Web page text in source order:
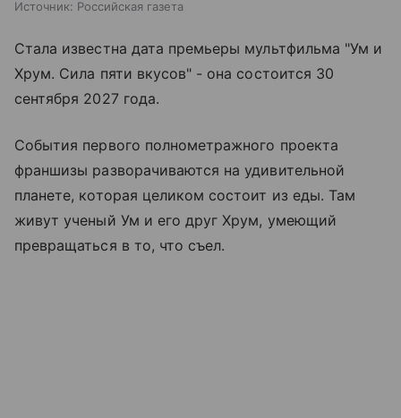
Источник: Российская газета
Стала известна дата премьеры мультфильма "Ум и
Хрум. Сила пяти вкусов" - она состоится 30
сентября 2027 года.
События первого полнометражного проекта
франшизы разворачиваются на удивительной
планете, которая целиком состоит из еды. Там
живут ученый Ум и его друг Хрум, умеющий
превращаться в то, что съел.